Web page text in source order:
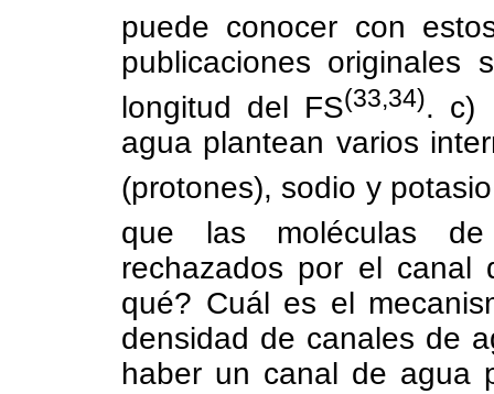
puede conocer con
publicaciones
longitud del FS(33,34). c)
agua plantean varios
(protones), sodio y
que las moléculas
rechazados por el
qué? Cuál es el
densidad de canales de
haber un canal de agua